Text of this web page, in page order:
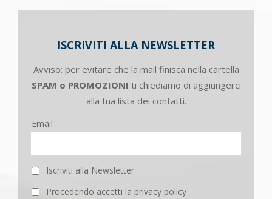
ISCRIVITI ALLA NEWSLETTER
Avviso: per evitare che la mail finisca nella cartella
SPAM o PROMOZIONI ti chiediamo di aggiungerci
alla tua lista dei contatti.
Email
Iscriviti alla Newsletter
Procedendo accetti la privacy policy